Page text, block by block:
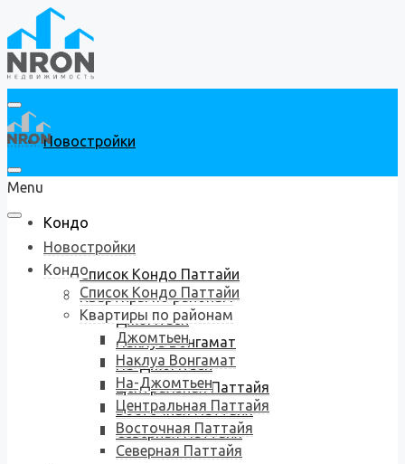
Новостройки
Кондо
Список Кондо Паттайи
Квартиры по районам
Джомтьен
Наклуа Вонгамат
На-Джомтьен
Центральная Паттайя
Восточная Паттайя
Северная Паттайя
Menu
Новостройки
Кондо
Список Кондо Паттайи
Квартиры по районам
Джомтьен
Наклуа Вонгамат
На-Джомтьен
Центральная Паттайя
Восточная Паттайя
Северная Паттайя